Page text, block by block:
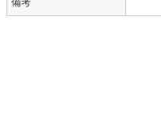
備考